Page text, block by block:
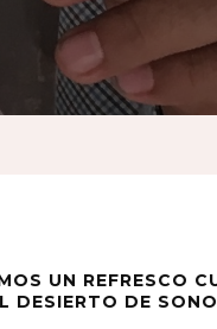
UN REFRESCO
DESIERTO DE